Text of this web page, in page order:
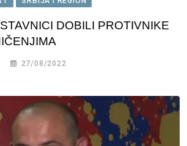
DOBILI PROTIVNIKE
27/08/2022